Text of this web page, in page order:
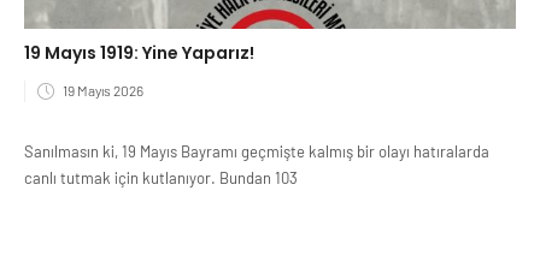
19 Mayıs 1919: Yine Yaparız!
19 Mayıs 2026
Sanılmasın ki, 19 Mayıs Bayramı geçmişte kalmış bir olayı hatıralarda
canlı tutmak için kutlanıyor. Bundan 103